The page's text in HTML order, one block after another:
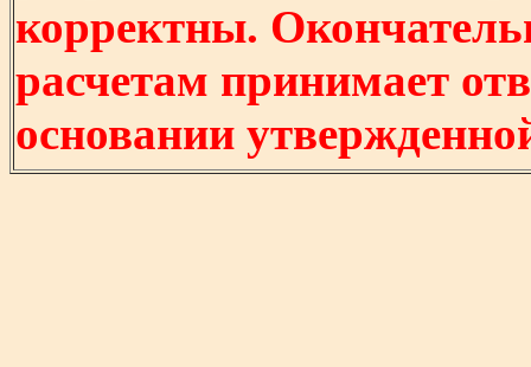
корректны.
расчетам принимает
основании